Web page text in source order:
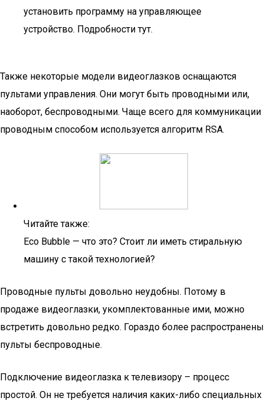
установить программу на управляющее
устройство. Подробности тут.
Также некоторые модели видеоглазков оснащаются
пультами управления. Они могут быть проводными или,
наоборот, беспроводными. Чаще всего для коммуникации
проводным способом используется алгоритм RSA.
Читайте также:
Eco Bubble — что это? Стоит ли иметь стиральную
машину с такой технологией?
Проводные пульты довольно неудобны. Потому в
продаже видеоглазки, укомплектованные ими, можно
встретить довольно редко. Гораздо более распространены
пульты беспроводные.
Подключение видеоглазка к телевизору – процесс
простой. Он не требуется наличия каких-либо специальных